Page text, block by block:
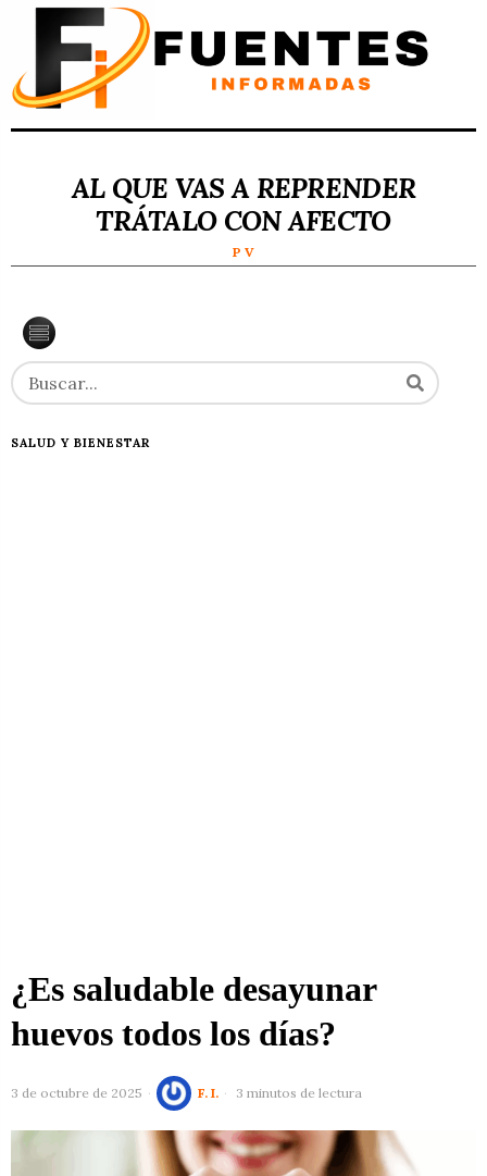
AL QUE VAS A REPRENDER
TRÁTALO CON AFECTO
P V
SALUD Y BIENESTAR
¿Es saludable desayunar
huevos todos los días?
3 de octubre de 2025 F. I. 3 minutos de lectura